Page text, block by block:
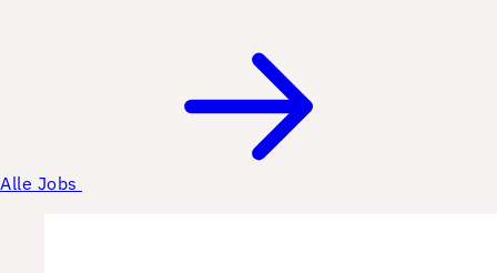
Alle Jobs